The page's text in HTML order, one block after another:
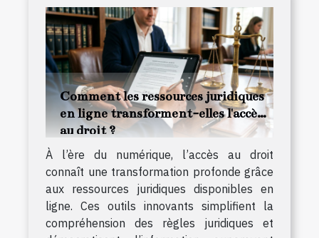
Comment les ressources juridiques
en ligne transforment-elles l'accès
au droit ?
À l’ère du numérique, l’accès au droit
connaît une transformation profonde grâce
aux ressources juridiques disponibles en
ligne. Ces outils innovants simplifient la
compréhension des règles juridiques et